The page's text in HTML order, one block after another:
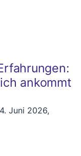
ankommt
Juni 2026,